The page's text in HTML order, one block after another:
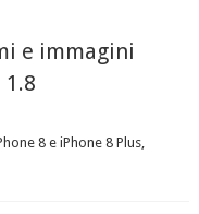
e immagini
8 e iPhone 8 Plus,